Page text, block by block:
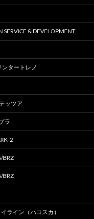
SERVICE & DEVELOPMENT
ンタートレノ
ッツア
ラ
2
BRZ
BRZ
ライン（ハコスカ）